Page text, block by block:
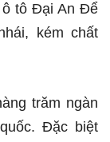
tô Đại An Để
kém chất
trăm ngàn
Đặc biệt